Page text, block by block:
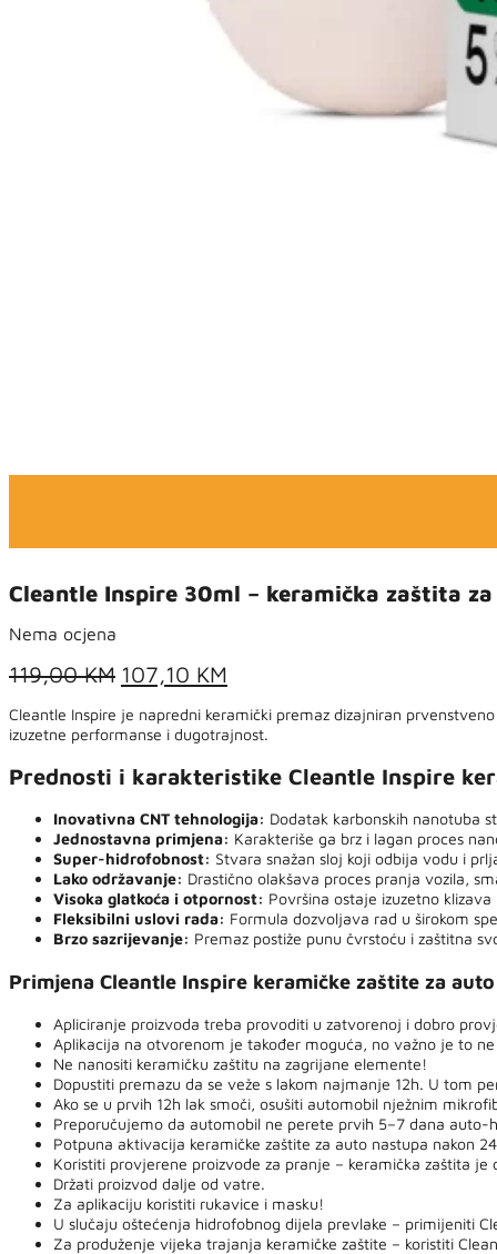
Cleantle Inspire 30ml – keramička zaštita
Nema ocjena
119,00KM Original
was:
119,00 KM.
107,10 KM
is:
107,10 KM.
Cleantle Inspire je napredni keramički premaz dizajniran
izuzetne performanse i dugotrajnost.
Prednosti i karakteristike Cleantle Inspire
Inovativna CNT tehnologija: Dodatak karbonskih nanotuba
Jednostavna primjena: Karakteriše ga brz i lagan proces
Super-hidrofobnost: Stvara snažan sloj koji odbija vodu i
Lako održavanje: Drastično olakšava proces pranja vozila,
Visoka glatkoća i otpornost: Površina ostaje izuzetno
Fleksibilni uslovi rada: Formula dozvoljava rad u širokom
Brzo sazrijevanje: Premaz postiže punu čvrstoću i zaštitna
Primjena Cleantle Inspire keramičke zaštite za
Apliciranje proizvoda treba provoditi u zatvorenoj i dobro
Aplikacija na otvorenom je također moguća, no važno je to
Ne nanositi keramičku zaštitu na zagrijane elemente!
Dopustiti premazu da se veže s lakom najmanje 12h. U tom
Ako se u prvih 12h lak smoči, osušiti automobil nježnim
Preporučujemo da automobil ne perete prvih 5–7 dana
Potpuna aktivacija keramičke zaštite za auto nastupa nakon
Koristiti provjerene proizvode za pranje – keramička zaštita je
Držati proizvod dalje od vatre.
Za aplikaciju koristiti rukavice i masku!
U slučaju oštećenja hidrofobnog dijela prevlake – primijeniti
Za produženje vijeka trajanja keramičke zaštite – koristiti